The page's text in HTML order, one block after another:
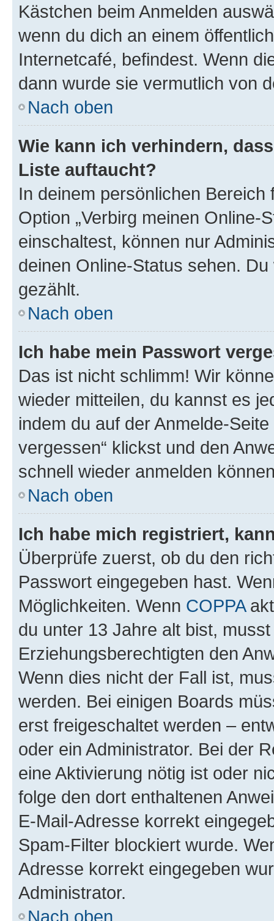
Kästchen beim Anmelden
wenn du dich an einem
Internetcafé, befindest. Wenn
dann wurde sie vermutlich von
Nach oben
Wie kann ich verhindern,
Liste auftaucht?
In deinem persönlichen
Option „Verbirg meinen Online-
einschaltest, können nur
deinen Online-Status sehen.
gezählt.
Nach oben
Ich habe mein Passwort
Das ist nicht schlimm! Wir
wieder mitteilen, du kannst es
indem du auf der Anmelde-
vergessen“ klickst und den
schnell wieder anmelden
Nach oben
Ich habe mich registriert,
Überprüfe zuerst, ob du den
Passwort eingegeben hast.
Möglichkeiten. Wenn COPPA
du unter 13 Jahre alt bist,
Erziehungsberechtigten den
Wenn dies nicht der Fall ist,
werden. Bei einigen Boards
erst freigeschaltet werden –
oder ein Administrator. Bei der
eine Aktivierung nötig ist oder
folge den dort enthaltenen
E-Mail-Adresse korrekt
Spam-Filter blockiert wurde.
Adresse korrekt eingegeben
Administrator.
Nach oben